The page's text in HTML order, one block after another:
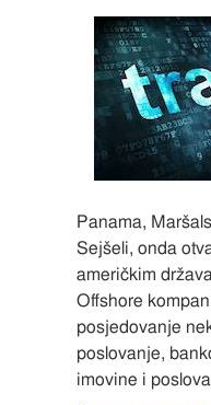
Panama,
Sejšeli, onda
američkim
Offshore
posjedovanje
poslovanje,
imovine i